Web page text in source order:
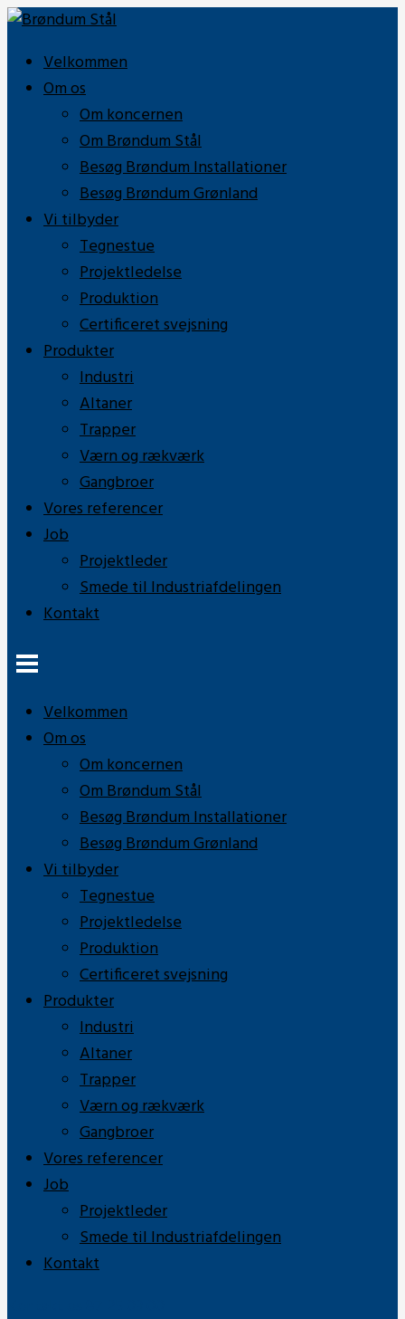
Velkommen
Om os
Om koncernen
Om Brøndum Stål
Besøg Brøndum Installationer
Besøg Brøndum Grønland
Vi tilbyder
Tegnestue
Projektledelse
Produktion
Certificeret svejsning
Produkter
Industri
Altaner
Trapper
Værn og rækværk
Gangbroer
Vores referencer
Job
Projektleder
Smede til Industriafdelingen
Kontakt
Velkommen
Om os
Om koncernen
Om Brøndum Stål
Besøg Brøndum Installationer
Besøg Brøndum Grønland
Vi tilbyder
Tegnestue
Projektledelse
Produktion
Certificeret svejsning
Produkter
Industri
Altaner
Trapper
Værn og rækværk
Gangbroer
Vores referencer
Job
Projektleder
Smede til Industriafdelingen
Kontakt